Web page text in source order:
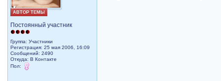
АВТОР ТЕМЫ
Постоянный участник
Группа: Участники
Регистрация: 25 мая 2006, 16:09
Сообщений: 2490
Откуда: В Контакте
Пол: